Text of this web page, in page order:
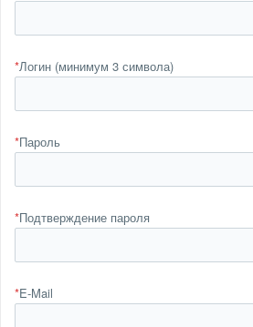
*Логин (минимум 3 символа)
*Пароль
*Подтверждение пароля
*E-Mail